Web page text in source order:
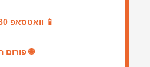
📱 וואטסאפ 053-369-3330
🌐 פורום